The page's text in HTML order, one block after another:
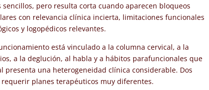
pero resulta corta cuando aparecen bloqueos
con relevancia clínica incierta, limitaciones funcionales
y logopédicos relevantes.
está vinculado a la columna cervical, a la
a la deglución, al habla y a hábitos parafuncionales que
una heterogeneidad clínica considerable. Dos
planes terapéuticos muy diferentes.